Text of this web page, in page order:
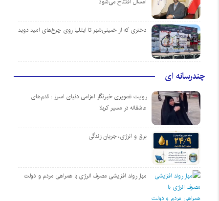
دختری که از خمینی‌شهر تا ایتالیا روی چرخ‌های امید دوید
چندرسانه ای
روایت تصویری خبرنگار اعزامی دنیای اسرار : قدم‌های
عاشقانه در مسیر کربلا
برق و انرژی، جریان زندگی
مهار روند افزایشی مصرف انرژی با همراهی مردم و دولت